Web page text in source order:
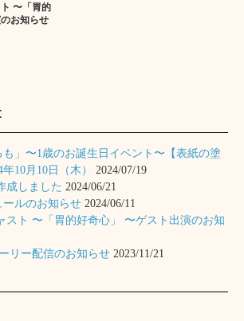
〜「胃的
お知らせ
」〜1歳のお誕生日イベント〜【表紙の塗
10月10日（木）
2024/07/19
成しました 2024/06/21
ールのお知らせ 2024/06/11
スト 〜「胃的好奇心」 〜ゲスト出演のお知
リー配信のお知らせ 2023/11/21